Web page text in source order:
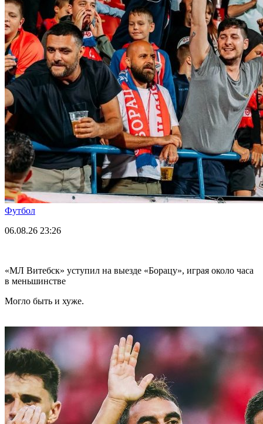
Футбол
06.08.26 23:26
«МЛ Витебск» уступил на выезде «Борацу», играя около часа
в меньшинстве
Могло быть и хуже.